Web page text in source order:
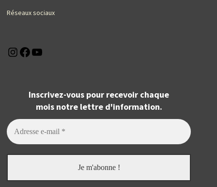
Réseaux sociaux
Instagram
Facebook
Inscrivez-vous pour recevoir chaque
mois notre lettre d'information.